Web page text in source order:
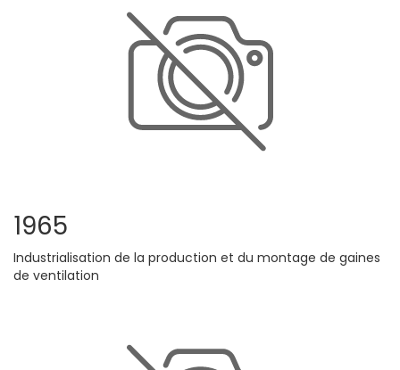
1965
Industrialisation de la production et du montage de gaines
de ventilation